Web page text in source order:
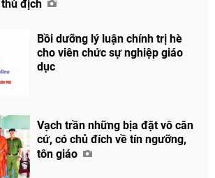
địch
Bồi dưỡng lý luận chính trị hè
cho viên chức sự nghiệp giáo
dục
Vạch trần những bịa đặt vô căn
cứ, có chủ đích về tín ngưỡng,
tôn giáo